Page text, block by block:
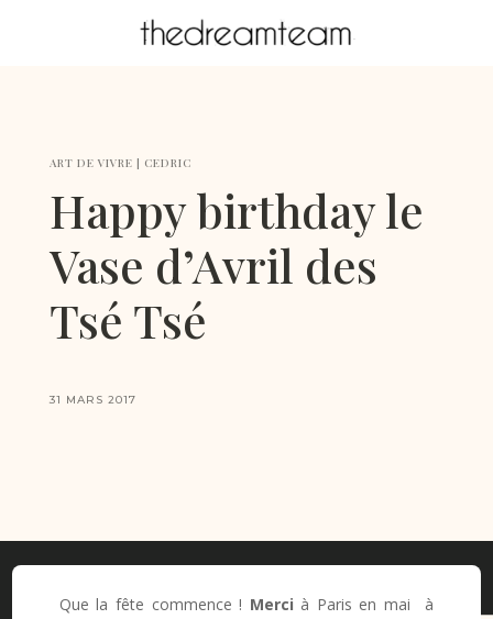
ART DE VIVRE | CEDRIC
Happy birthday le
Vase d’Avril des
Tsé Tsé
31 MARS 2017
Que la fête commence ! Merci à Paris en mai à